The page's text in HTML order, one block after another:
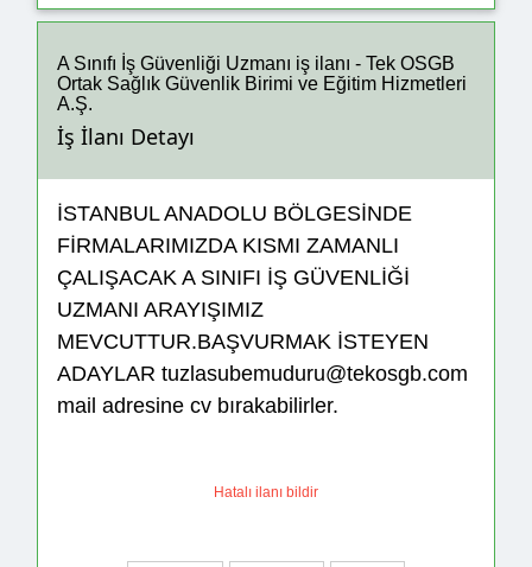
A Sınıfı İş Güvenliği Uzmanı iş ilanı - Tek OSGB
Ortak Sağlık Güvenlik Birimi ve Eğitim Hizmetleri
A.Ş.
İş İlanı Detayı
İSTANBUL ANADOLU BÖLGESİNDE
FİRMALARIMIZDA KISMI ZAMANLI
ÇALIŞACAK A SINIFI İŞ GÜVENLİĞİ
UZMANI ARAYIŞIMIZ
MEVCUTTUR.BAŞVURMAK İSTEYEN
ADAYLAR tuzlasubemuduru@tekosgb.com
mail adresine cv bırakabilirler.
Hatalı ilanı bildir